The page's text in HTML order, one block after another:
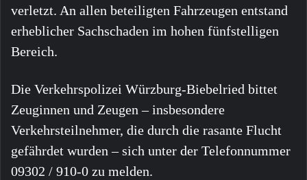
verletzt. An allen beteiligten Fahrzeugen entstand
erheblicher Sachschaden im hohen fünfstelligen
Bereich.
Die Verkehrspolizei Würzburg-Biebelried bittet
Zeuginnen und Zeugen – insbesondere
Verkehrsteilnehmer, die durch die rasante Flucht
gefährdet wurden – sich unter der Telefonnummer
09302 / 910-0 zu melden.